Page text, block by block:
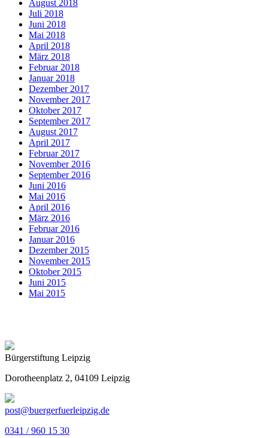
August 2018
Juli 2018
Juni 2018
Mai 2018
April 2018
März 2018
Februar 2018
Januar 2018
Dezember 2017
November 2017
Oktober 2017
September 2017
August 2017
April 2017
Februar 2017
November 2016
September 2016
Juni 2016
Mai 2016
April 2016
März 2016
Februar 2016
Januar 2016
Dezember 2015
November 2015
Oktober 2015
Juni 2015
Mai 2015
Bürgerstiftung Leipzig
Dorotheenplatz 2, 04109 Leipzig
post@buergerfuerleipzig.de
0341 / 960 15 30